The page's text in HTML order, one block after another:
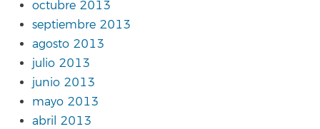
octubre 2013
septiembre 2013
agosto 2013
julio 2013
junio 2013
mayo 2013
abril 2013